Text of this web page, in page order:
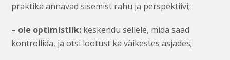
praktika annavad sisemist rahu ja perspektiivi;
– ole optimistlik: keskendu sellele, mida saad
kontrollida, ja otsi lootust ka väikestes asjades;